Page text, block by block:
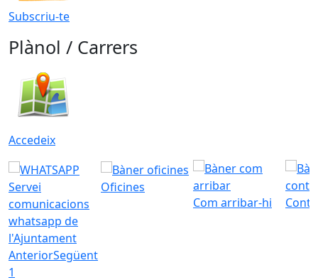
Subscriu-te
Plànol / Carrers
Accedeix
Servei
comunicacions
whatsapp de
l'Ajuntament
Oficines
Com arribar-hi
AnteriorSegüent
1